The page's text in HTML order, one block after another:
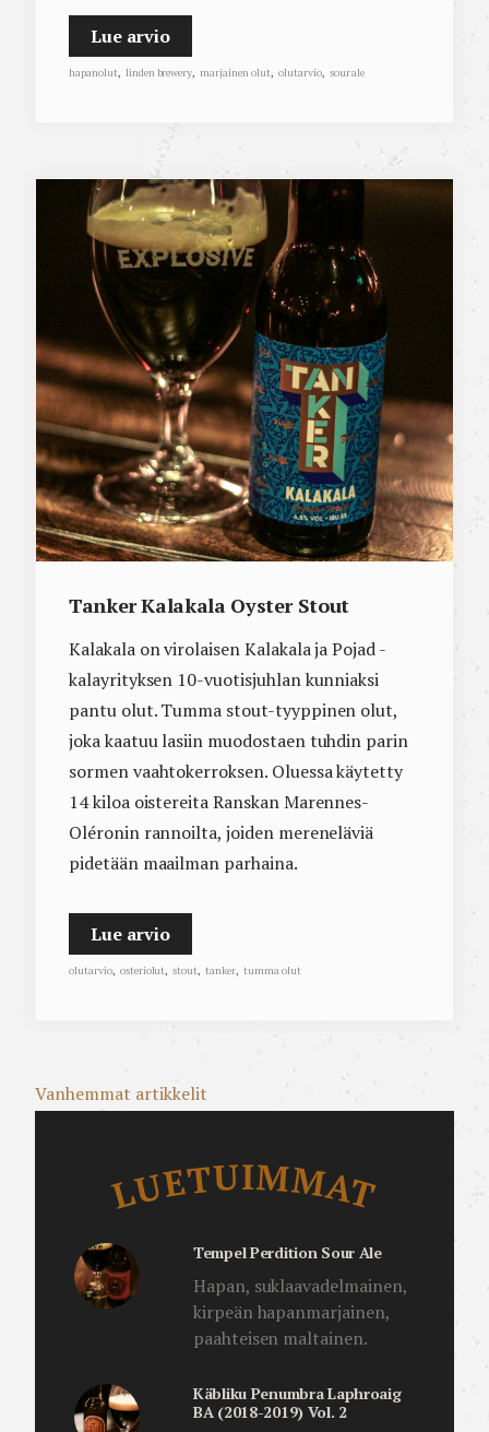
Lue arvio
hapanolut, linden brewery, marjainen olut, olutarvio, sour ale
Tanker Kalakala Oyster Stout
Kalakala on virolaisen Kalakala ja Pojad -
kalayrityksen 10-vuotisjuhlan kunniaksi
pantu olut. Tumma stout-tyyppinen olut,
joka kaatuu lasiin muodostaen tuhdin parin
sormen vaahtokerroksen. Oluessa käytetty
14 kiloa oistereita Ranskan Marennes-
Oléronin rannoilta, joiden mereneläviä
pidetään maailman parhaina.
Lue arvio
olutarvio, osteriolut, stout, tanker, tumma olut
Artikkelien
Vanhemmat artikkelit
LUETUIMMAT
Tempel Perdition Sour Ale
Hapan, suklaavadelmainen,
kirpeän hapanmarjainen,
paahteisen maltainen.
Käbliku Penumbra Laphroaig
BA (2018-2019) Vol. 2